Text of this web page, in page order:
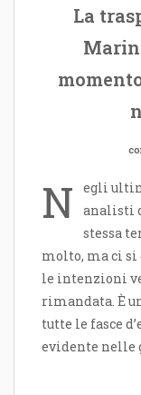
La
N
egli
analisti
stessa
molto, ma ci si
le intenzioni
rimandata. È
tutte le fasce
evidente nelle